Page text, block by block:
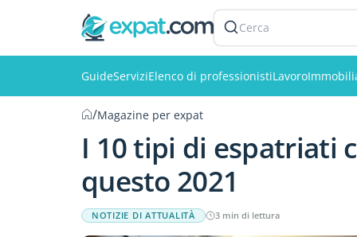
Cerca
GuideServiziElenco di professionistiLavoro
/Magazine per expat
I 10 tipi di espatriati
questo 2021
NOTIZIE DI ATTUALITÀ 3 min di lettura